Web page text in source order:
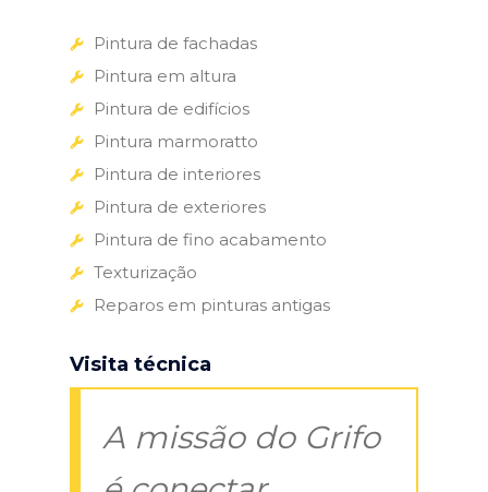
Pintura de fachadas
Pintura em altura
Pintura de edifícios
Pintura marmoratto
Pintura de interiores
Pintura de exteriores
Pintura de fino acabamento
Texturização
Reparos em pinturas antigas
Visita técnica
A missão do Grifo